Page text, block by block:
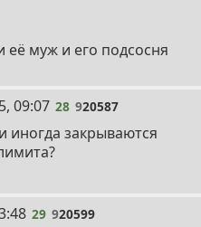
её муж и его подсосня
09:07 28 920587
иногда закрываются
29 920599